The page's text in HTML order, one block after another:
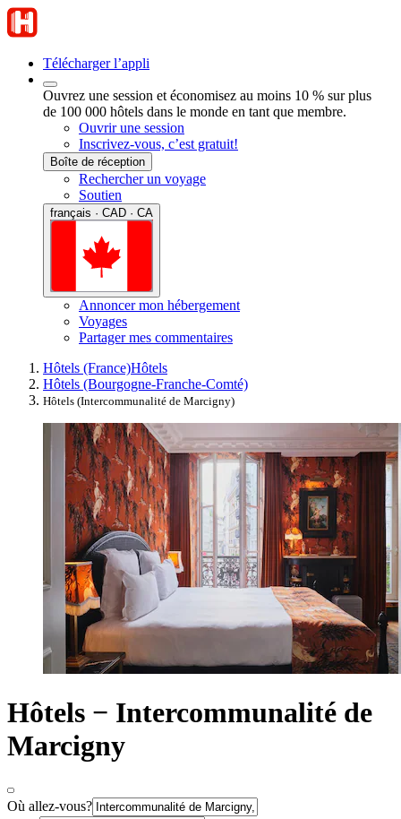
Télécharger l’appli
Ouvrez une session et économisez au moins 10 % sur plus
de 100 000 hôtels dans le monde en tant que membre.
Ouvrir une session
Inscrivez-vous, c’est gratuit!
Boîte de réception
Rechercher un voyage
Soutien
français · CAD · CA
Annoncer mon hébergement
Voyages
Partager mes commentaires
Hôtels (France)Hôtels
Hôtels (Bourgogne-Franche-Comté)
Hôtels (Intercommunalité de Marcigny)
Hôtels − Intercommunalité de
Marcigny
Où allez-vous?